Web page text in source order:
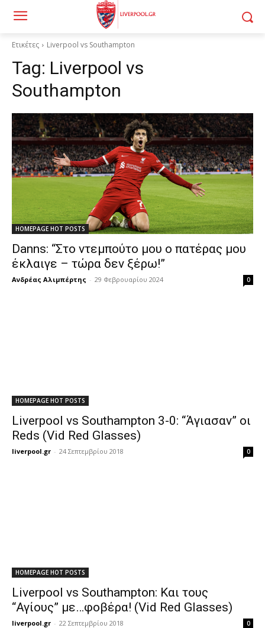
Ετικέτες Liverpool vs Southampton
Tag: Liverpool vs
Southampton
HOMEPAGE HOT POSTS
Danns: “Στο ντεμπούτο μου ο πατέρας μου
έκλαιγε – τώρα δεν ξέρω!”
Ανδρέας Αλιμπέρτης - 29 Φεβρουαρίου 2024 0
HOMEPAGE HOT POSTS
Liverpool vs Southampton 3-0: “Άγιασαν” οι
Reds (Vid Red Glasses)
liverpool.gr - 24 Σεπτεμβρίου 2018 0
HOMEPAGE HOT POSTS
Liverpool vs Southampton: Και τους
“Αγίους” με…φοβέρα! (Vid Red Glasses)
liverpool.gr - 22 Σεπτεμβρίου 2018 0